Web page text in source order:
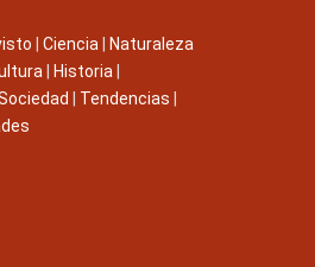
Ciencia
Naturaleza
Historia
Tendencias